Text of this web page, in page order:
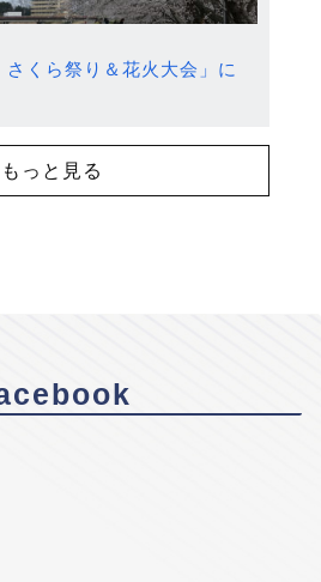
さくら祭り＆花火大会」に
もっと見る